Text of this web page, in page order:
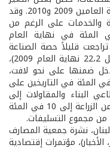
في حصة كل قطاع من المجموع بين نهاية العامين 2009 و2010. وقد
والخدمات على الرغم من
حصة هذا القطاع إلى 36،1 في المئة في نهاية العام
نهاية العام 2009. كما تراجعت قليلاً حصة الصناعة
(11،3 في المئة نهاية العام 2010 مقابل 22،2 نهاية العام 2009)،
ضمنها على نحو لافت،
بحيث وصلت حصّتها إلى 11،7 مقابل 8،9 في المئة في التاريخين على
البناء والمقاولات إلى
16،3 في المئة، وارتفعت قليلاً حصة كل من الزراعة إلى 10 في المئة
نشرة جمعية المصارف